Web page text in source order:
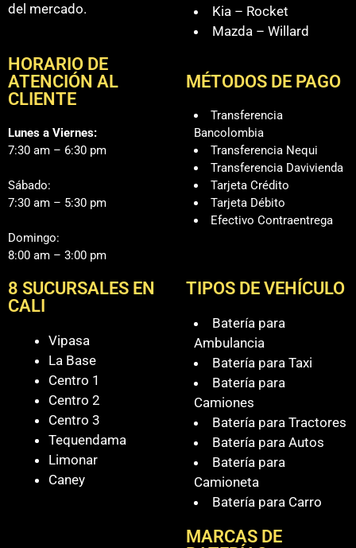
del mercado.
HORARIO DE
ATENCIÓN AL
CLIENTE
Lunes a Viernes:
7:30 am – 6:30 pm
Sábado:
7:30 am – 5:30 pm
Domingo:
8:00 am – 3:00 pm
Kia – Rocket
Mazda – Willard
MÉTODOS DE PAGO
Transferencia
Bancolombia
Transferencia Nequi
Transferencia Davivienda
Tarjeta Crédito
Tarjeta Débito
Efectivo Contraentrega
8 SUCURSALES EN
CALI
Vipasa
La Base
Centro 1
Centro 2
Centro 3
Tequendama
Limonar
Caney
TIPOS DE VEHÍCULO
Batería para
Ambulancia
Batería para Taxi
Batería para
Camiones
Batería para Tractores
Batería para Autos
Batería para
Camioneta
Batería para Carro
MARCAS DE